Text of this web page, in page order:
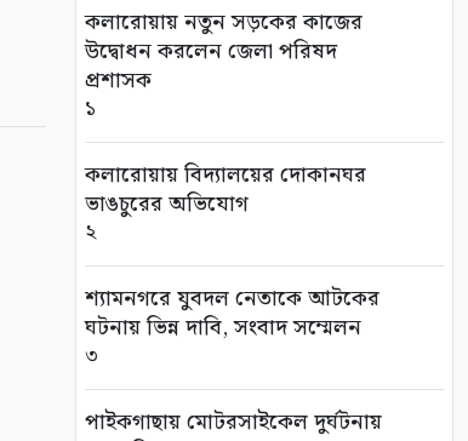
কলারোয়ায় নতুন সড়কের কাজের
উদ্বোধন করলেন জেলা পরিষদ
প্রশাসক
১
কলারোয়ায় বিদ্যালয়ের দোকানঘর
ভাঙচুরের অভিযোগ
২
শ্যামনগরে যুবদল নেতাকে আটকের
ঘটনায় ভিন্ন দাবি, সংবাদ সম্মেলন
৩
পাইকগাছায় মোটরসাইকেল দুর্ঘটনায়